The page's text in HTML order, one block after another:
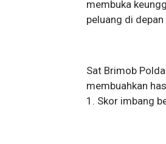
membuka
peluang di
Sat Brimob
membuahkan
1. Skor imbang